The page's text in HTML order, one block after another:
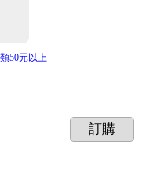
50元以上
訂購